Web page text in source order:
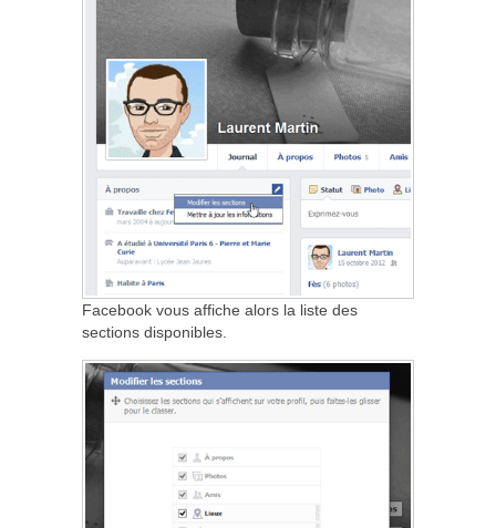
Facebook vous affiche alors la liste des
sections disponibles.